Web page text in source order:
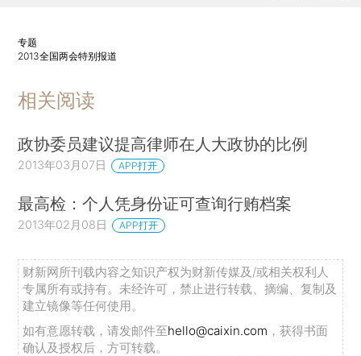
专题
2013全国两会特别报道
相关阅读
政协委员建议提高律师在人大政协的比例
2013年03月07日 APP打开
最高检：个人凭身份证可查询行贿档案
2013年02月08日 APP打开
财新网所刊载内容之知识产权为财新传媒及/或相关权利人
专属所有或持有。未经许可，禁止进行转载、摘编、复制及
建立镜像等任何使用。
如有意愿转载，请发邮件至hello@caixin.com ，获得书面
确认及授权后，方可转载。